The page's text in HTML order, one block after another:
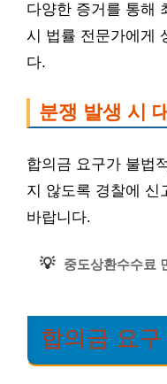
다양한 증거를 통해
시 법률 전문가에게
다.
분쟁 발생 시
합의금 요구가 불법
지 않도록 경찰에 신
바랍니다.
💡 중도상환수수료
합의금 요